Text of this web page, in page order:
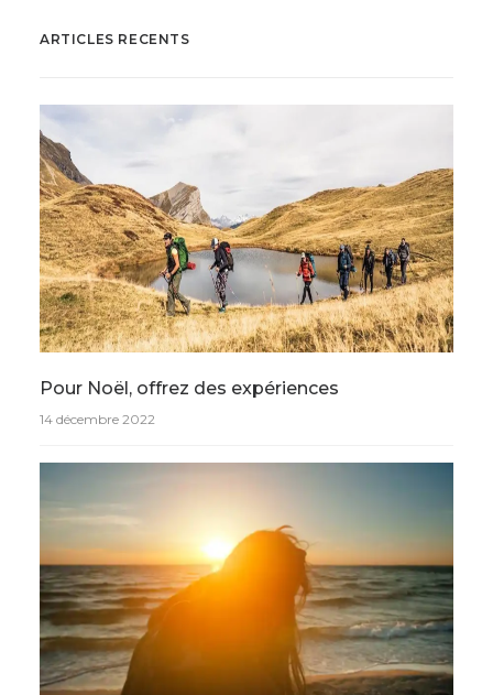
ARTICLES RECENTS
Pour Noël, offrez des expériences
14 décembre 2022